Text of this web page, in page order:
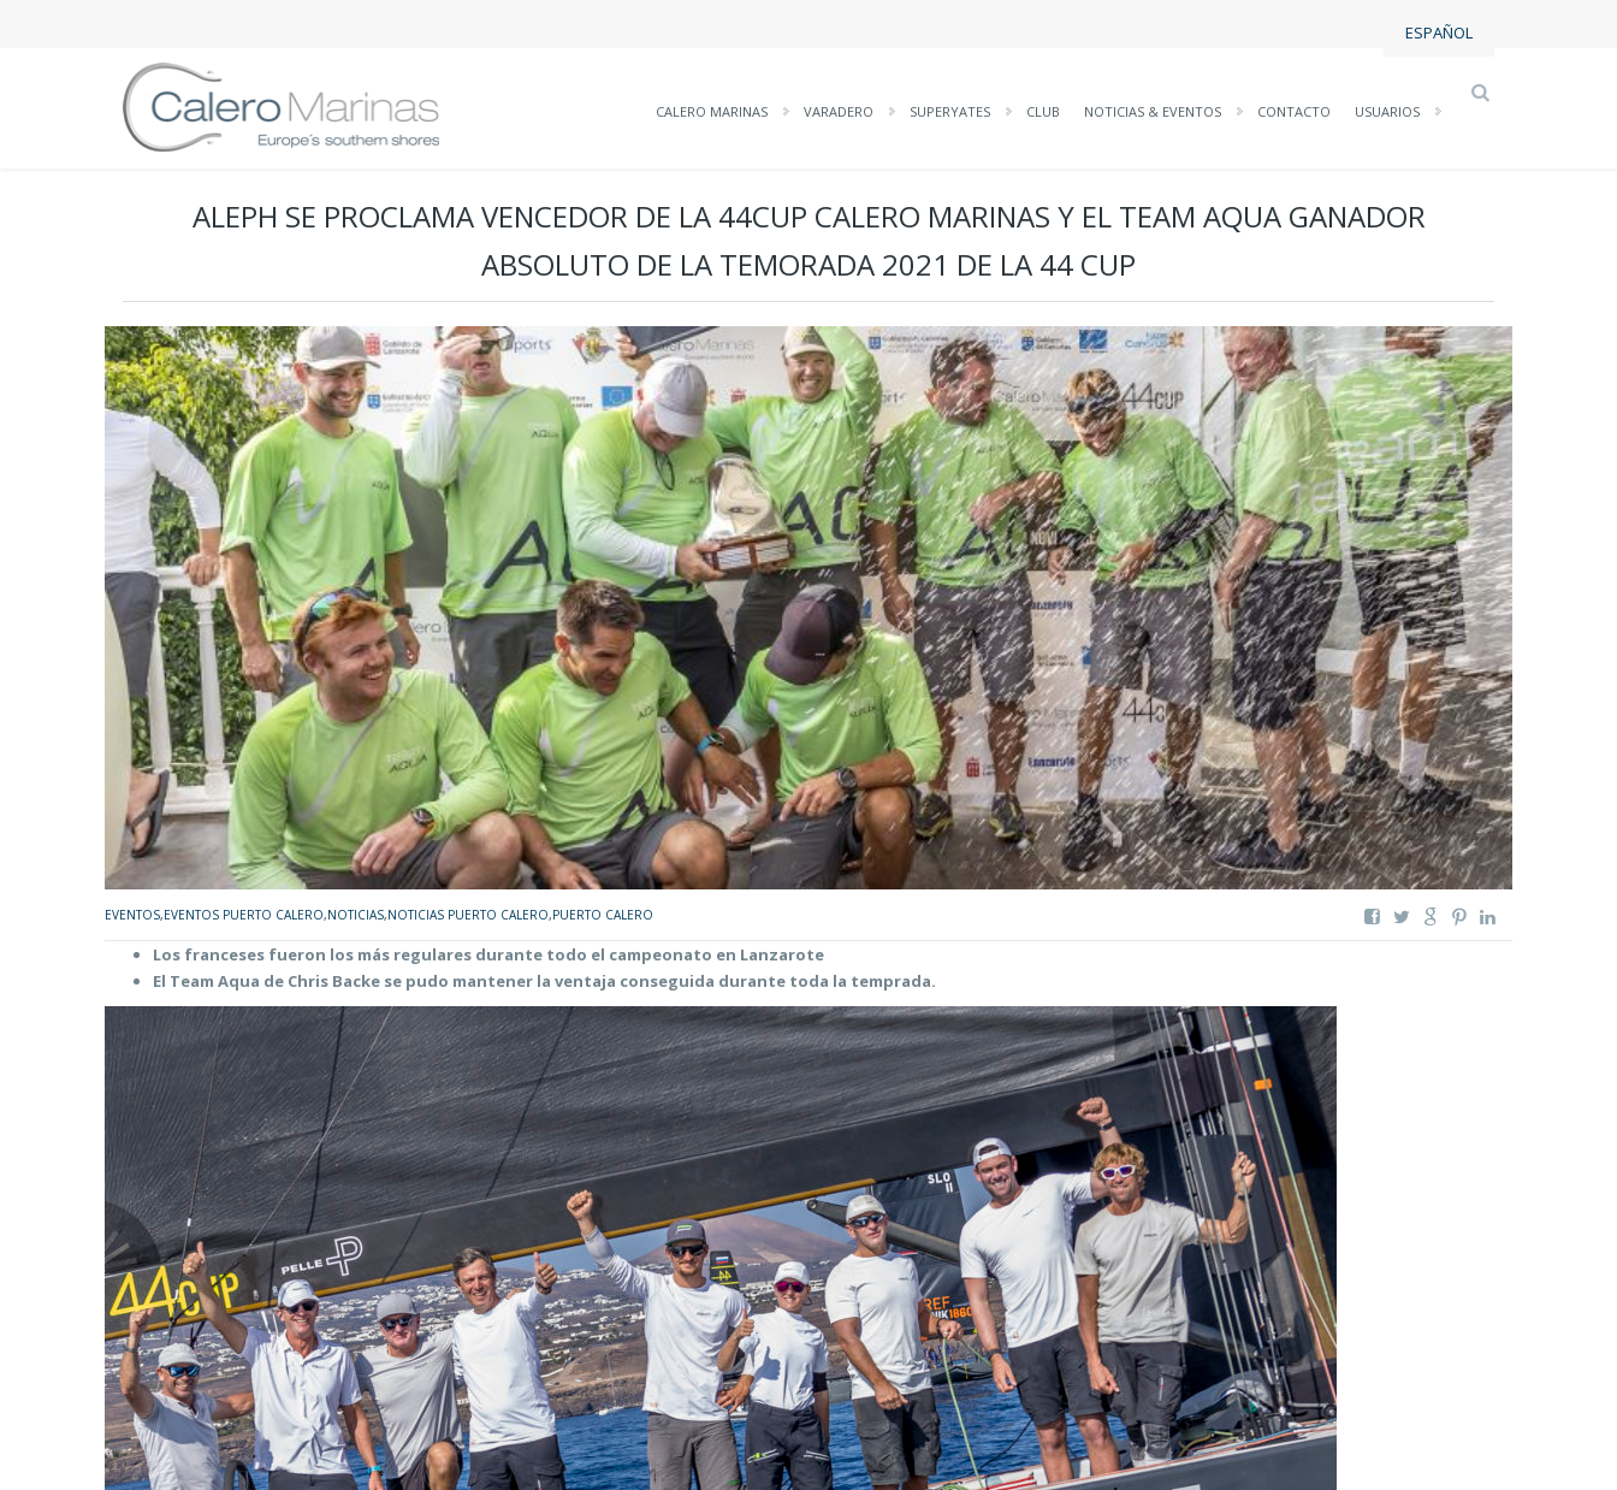
ESPAÑOL
CALERO MARINAS VARADERO SUPERYATES CLUB NOTICIAS & EVENTOS CONTACTO USUARIOS
ALEPH SE PROCLAMA VENCEDOR DE LA 44CUP CALERO MARINAS Y EL TEAM AQUA GANADOR
ABSOLUTO DE LA TEMORADA 2021 DE LA 44 CUP
EVENTOS,EVENTOS PUERTO CALERO,NOTICIAS,NOTICIAS PUERTO CALERO,PUERTO CALERO
Los franceses fueron los más regulares durante todo el campeonato en Lanzarote
El Team Aqua de Chris Backe se pudo mantener la ventaja conseguida durante toda la temprada.